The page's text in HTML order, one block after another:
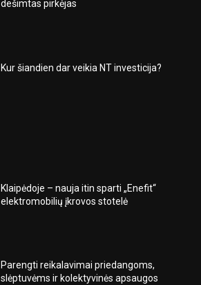
dešimtas pirkėjas
Kur šiandien dar veikia NT investicija?
Klaipėdoje – nauja itin sparti „Enefit“
elektromobilių įkrovos stotelė
Parengti reikalavimai priedangoms,
slėptuvėms ir kolektyvinės apsaugos